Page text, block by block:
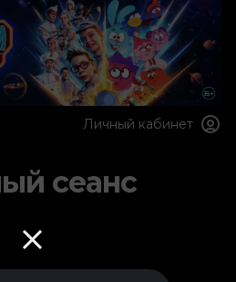
Личный кабинет
сеанс